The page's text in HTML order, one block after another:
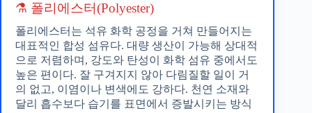
⚗️ 폴리에스터(Polyester)
폴리에스터는 석유 화학 공정을 거쳐 만들어지는
대표적인 합성 섬유다. 대량 생산이 가능해 상대적
으로 저렴하며, 강도와 탄성이 화학 섬유 중에서도
높은 편이다. 잘 구겨지지 않아 다림질할 일이 거
의 없고, 이염이나 변색에도 강하다. 천연 소재와
달리 흡수보다 습기를 표면에서 증발시키는 방식